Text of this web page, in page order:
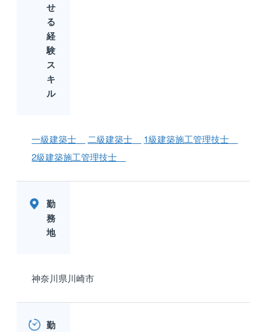
せ
る
経
験
ス
キ
ル
一級建築士 二級建築士
1級建築施工管理技士
2級建築施工管理技士
勤
務
地
神奈川県川崎市
勤